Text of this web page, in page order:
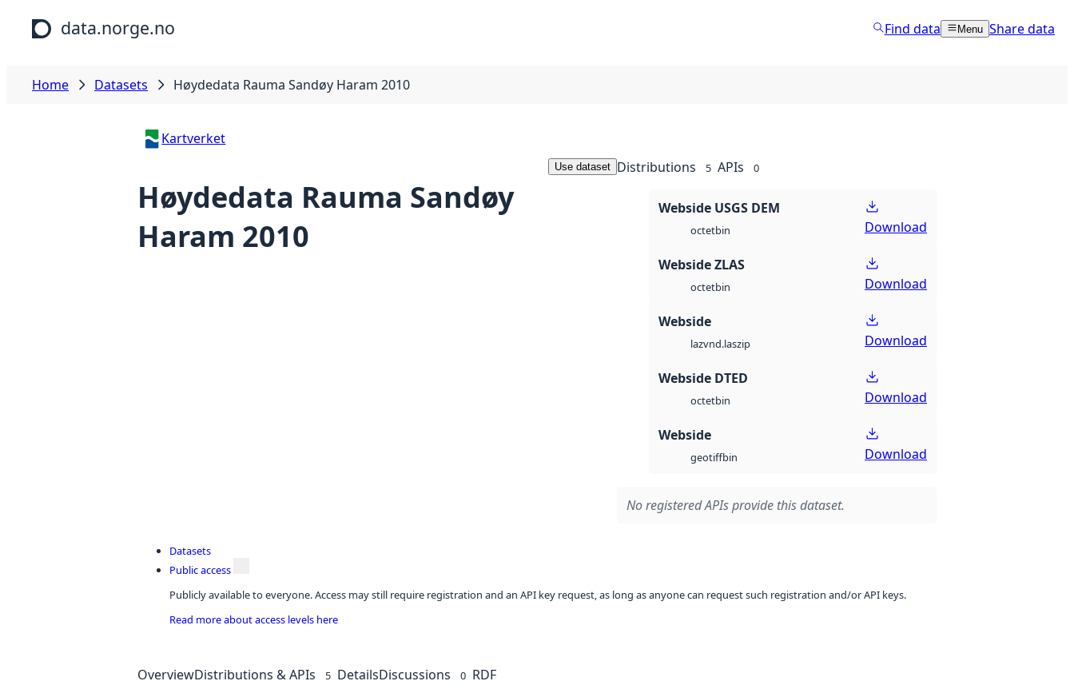
Skip to main content
data.norge.no Find data Menu Share data
Home Datasets Høydedata Rauma Sandøy Haram 2010
Kartverket
Høydedata Rauma Sandøy
Haram 2010
Use dataset Distributions 5 APIs 0
Webside USGS DEM
octetbin Download
Webside ZLAS
octetbin Download
Webside
lazvnd.laszip Download
Webside DTED
octetbin Download
Webside
geotiffbin Download
No registered APIs provide this dataset.
Datasets
Public access
Publicly available to everyone. Access may still require registration and an API key request, as long as anyone can request such registration and/or API keys.
Read more about access levels here
OverviewDistributions & APIs 5 DetailsDiscussions 0 RDF